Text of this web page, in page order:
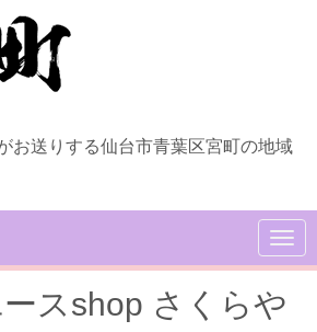
お送りする仙台市青葉区宮町の地域
N
a
i
スshop さくらや